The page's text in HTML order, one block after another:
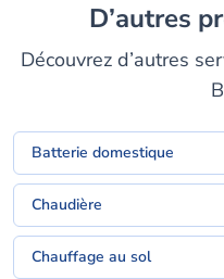
D’autres
Découvrez d’autres
Batterie domestique
Chaudière
Chauffage au sol